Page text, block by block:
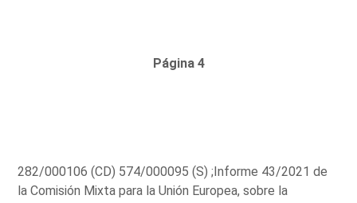
Página 4
282/000106 (CD) 574/000095 (S) ;Informe 43/2021 de
la Comisión Mixta para la Unión Europea, sobre la